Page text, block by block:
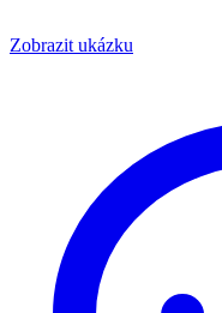
Zobrazit ukázku